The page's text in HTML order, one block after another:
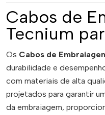
Cabos de
Tecnium
Os Cabos de
durabilidade e
com materiais de alta
projetados para garantir
da embraiagem,